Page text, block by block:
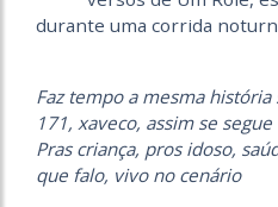
durante uma corrida
Faz tempo a mesma
171, xaveco, assim se segue
Pras criança, pros idoso,
que falo, vivo no cenário